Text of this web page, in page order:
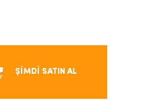
ŞİMDİ SATIN AL